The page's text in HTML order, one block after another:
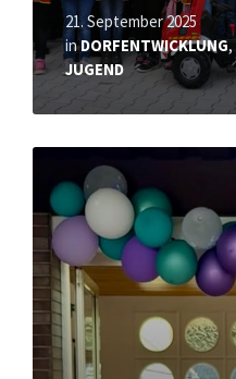
21. September 2025
inDORFENTWICKLUNG,
JUGEND
Mehr
erfahren